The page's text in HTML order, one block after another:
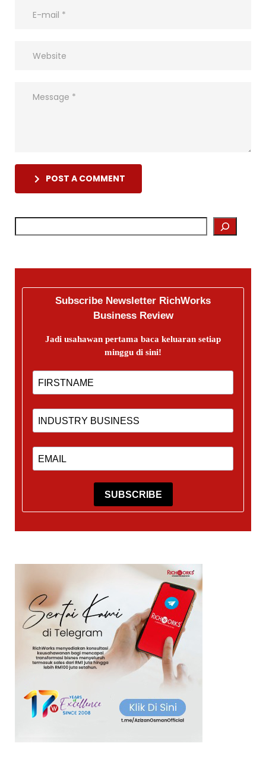
POST A COMMENT
Subscribe Newsletter RichWorks
Business Review
Jadi usahawan pertama baca keluaran setiap
minggu di sini!
SUBSCRIBE